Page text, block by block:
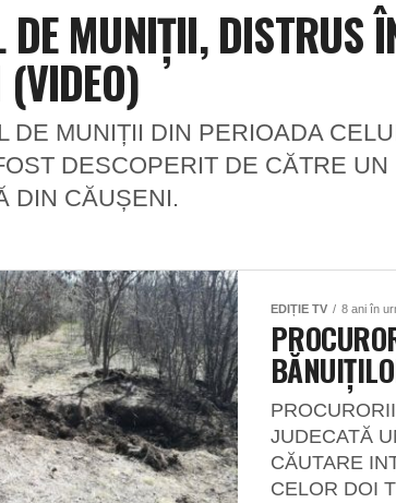
DE MUNIȚII, DISTRUS
DE MUNIȚII DIN PERIOADA
DESCOPERIT DE CĂTRE
DIN CĂUȘENI.
EDIȚIE TV 8 ani în
JUDECATĂ
CĂUTARE
CELOR DOI